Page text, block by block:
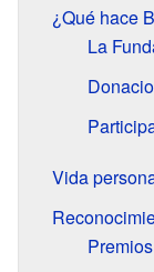
¿Qué hace
La
Vida